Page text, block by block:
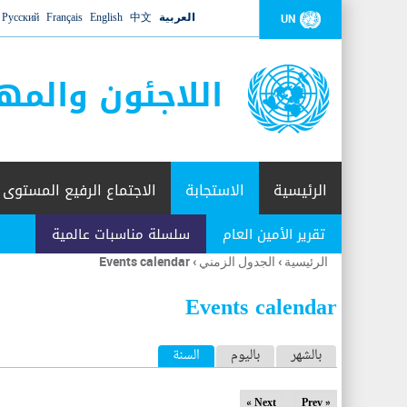
UN العربية 中文
English
Français
Русский
اللاجئون
الرئيسية الاستجابة
تقرير الأمين العام سلسلة مناسبات عالمية
الاجتماع الرفيع المستوى
أنت
هنا
الرئيسية › الجدول الزمني ›
Events calendar
Events calendar
ا
ل
بالشهر باليوم السنة (علامة التبويب النشطة)